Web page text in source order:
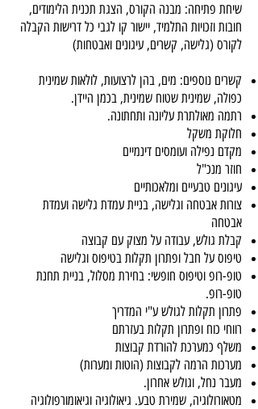
שיחת פתיחה: מבנה הקורס, הצגת תכנית הלימודים,
חובות וזכויות התלמיד, יישור קו לגבי כל דרישות הקבלה
לקורס (גלישה, קשרים, עיגונים ואבטחות)
קשרים נוספים: מים, בהן לרצועות, לולאות שמינית
כפולה, שמינית שטוח שמינית, בכמן היידן.
רתמה מאולתרת עליונה ותחתונה.
חלוקת משקל
מקדם נפילה ועומסים דינמיים
חוזר מנכ"ל
עיגונים טבעיים ומלאכותיים
צורות אבטחה וגלישה, בניית עמדת גלישה ועמדת
אבטחה
קבלת גולש, עבודה על מצוק עם קבוצה
טיפוס על חבל ופתרון תקלות בטיפוס וגלישה
טופ-רופ וטיפוס חופשי: בחירת מסלול, בניית תחנת
טופ-רופ.
פתרון תקלות לגולש ע"י המדריך
רווחי כוח ופתרון תקלות בעזרתם
משלף כמערכת להורדת קבוצות
מערכות הרמה לקבוצות (הוטות ומערות)
מעבר נחל, וגולש אחרון.
מטאורולוגיה, שמירת טבע. גיאולוגיה וגיאומורפולוגיה